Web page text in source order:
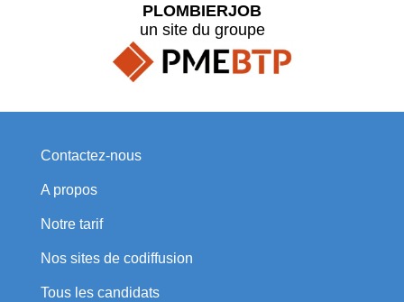
PLOMBIERJOB
un site du groupe
Contactez-nous
A propos
Notre tarif
Nos sites de codiffusion
Tous les candidats